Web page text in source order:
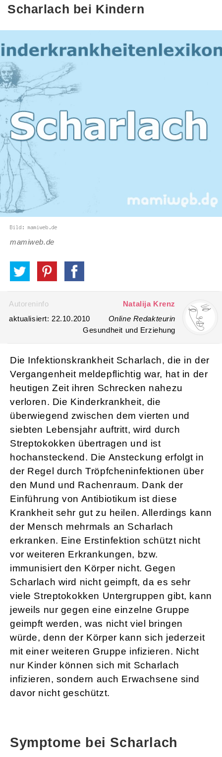
Scharlach bei Kindern
mamiweb.de
Autoreninfo
Natalija Krenz
aktualisiert: 22.10.2010
Online Redakteurin
Gesundheit und Erziehung
Die Infektionskrankheit Scharlach, die in der
Vergangenheit meldepflichtig war, hat in der
heutigen Zeit ihren Schrecken nahezu
verloren. Die Kinderkrankheit, die
überwiegend zwischen dem vierten und
siebten Lebensjahr auftritt, wird durch
Streptokokken übertragen und ist
hochansteckend. Die Ansteckung erfolgt in
der Regel durch Tröpfcheninfektionen über
den Mund und Rachenraum. Dank der
Einführung von Antibiotikum ist diese
Krankheit sehr gut zu heilen. Allerdings kann
der Mensch mehrmals an Scharlach
erkranken. Eine Erstinfektion schützt nicht
vor weiteren Erkrankungen, bzw.
immunisiert den Körper nicht. Gegen
Scharlach wird nicht geimpft, da es sehr
viele Streptokokken Untergruppen gibt, kann
jeweils nur gegen eine einzelne Gruppe
geimpft werden, was nicht viel bringen
würde, denn der Körper kann sich jederzeit
mit einer weiteren Gruppe infizieren. Nicht
nur Kinder können sich mit Scharlach
infizieren, sondern auch Erwachsene sind
davor nicht geschützt.
Symptome bei Scharlach